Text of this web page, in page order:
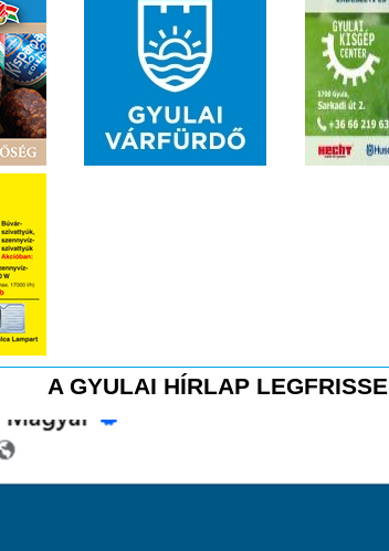
A GYULAI HÍRLAP